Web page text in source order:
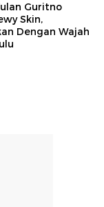
Guritno
Skin,
Dengan Wajah